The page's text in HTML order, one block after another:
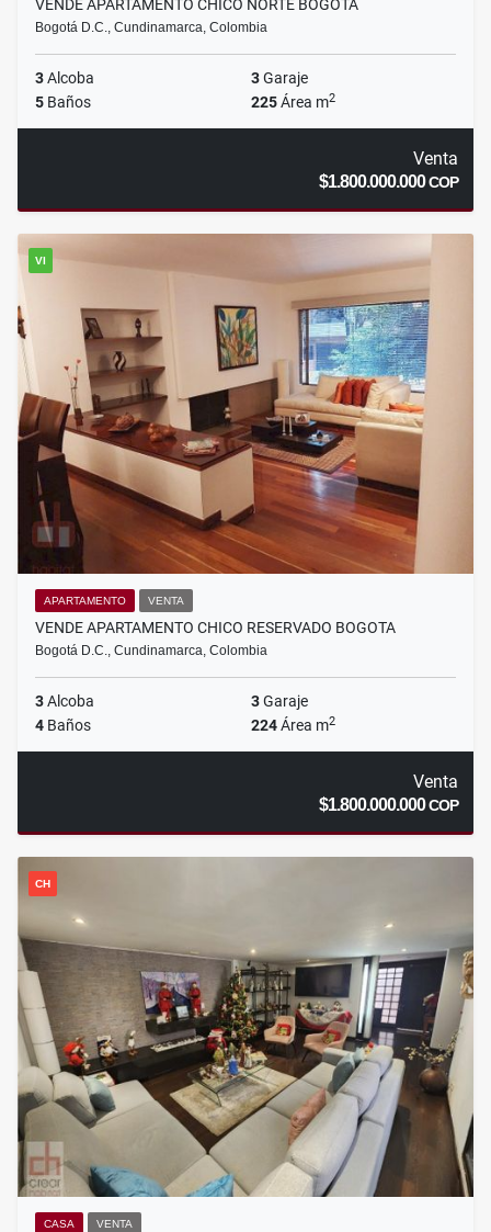
VENDE APARTAMENTO CHICO NORTE BOGOTA
Bogotá D.C., Cundinamarca, Colombia
3Alcoba 3Garaje
5 Baños 225Área m2
Venta
$1.800.000.000COP
VI
APARTAMENTO VENTA
VENDE APARTAMENTO CHICO RESERVADO BOGOTA
Bogotá D.C., Cundinamarca, Colombia
3Alcoba 3Garaje
4 Baños 224Área m2
Venta
$1.800.000.000COP
CH
CASA VENTA